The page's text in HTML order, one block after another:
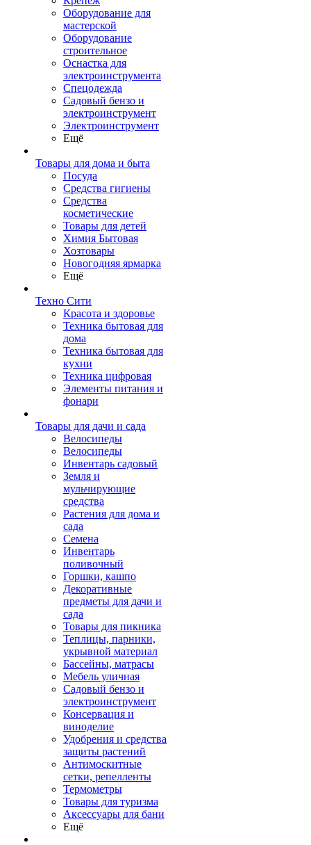
Оборудование для
мастерской
Оборудование
строительное
Оснастка для
электроинструмента
Спецодежда
Садовый бензо и
электроинструмент
Электроинструмент
Ещё
Товары для дома и быта
Посуда
Средства гигиены
Средства
косметические
Товары для детей
Химия Бытовая
Хозтовары
Новогодняя ярмарка
Ещё
Техно Сити
Красота и здоровье
Техника бытовая для
дома
Техника бытовая для
кухни
Техника цифровая
Элементы питания и
фонари
Товары для дачи и сада
Велосипеды
Велосипеды
Инвентарь садовый
Земля и
мульчирующие
средства
Растения для дома и
сада
Семена
Инвентарь
поливочный
Горшки, кашпо
Декоративные
предметы для дачи и
сада
Товары для пикника
Теплицы, парники,
укрывной материал
Бассейны, матрасы
Мебель уличная
Садовый бензо и
электроинструмент
Консервация и
виноделие
Удобрения и средства
защиты растений
Антимоскитные
сетки, репелленты
Термометры
Товары для туризма
Аксессуары для бани
Ещё